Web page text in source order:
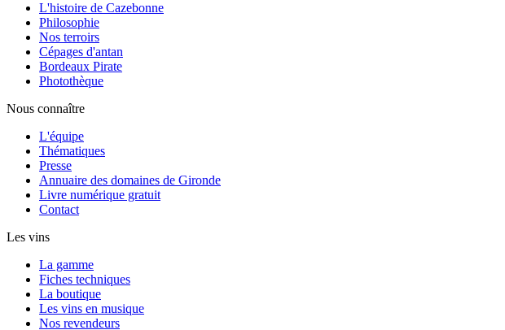
L'histoire de Cazebonne
Philosophie
Nos terroirs
Cépages d'antan
Bordeaux Pirate
Photothèque
Nous connaître
L'équipe
Thématiques
Presse
Annuaire des domaines de Gironde
Livre numérique gratuit
Contact
Les vins
La gamme
Fiches techniques
La boutique
Les vins en musique
Nos revendeurs